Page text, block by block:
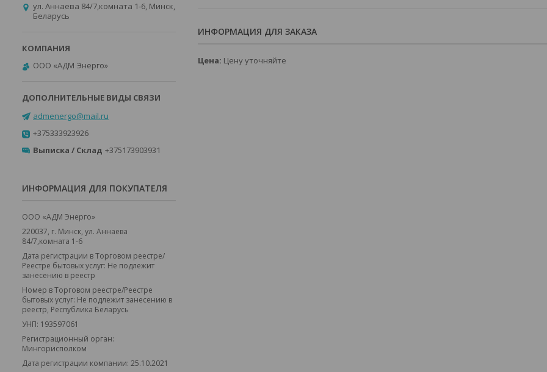
ИНФОРМАЦИЯ ДЛЯ ЗАКАЗА
Цена: Цену уточняйте
ул. Аннаева 84/7,комната 1-6, Минск,
Беларусь
ООО «АДМ Энерго»
admenergo@mail.ru
+375333923926
Выписка / Склад +375173903931
ИНФОРМАЦИЯ ДЛЯ ПОКУПАТЕЛЯ
ООО «АДМ Энерго»
220037, г. Минск, ул. Аннаева
84/7,комната 1-6
Дата регистрации в Торговом реестре/
Реестре бытовых услуг: Не подлежит
занесению в реестр
Номер в Торговом реестре/Реестре
бытовых услуг: Не подлежит занесению в
реестр, Республика Беларусь
УНП: 193597061
Регистрационный орган:
Мингорисполком
Дата регистрации компании: 25.10.2021